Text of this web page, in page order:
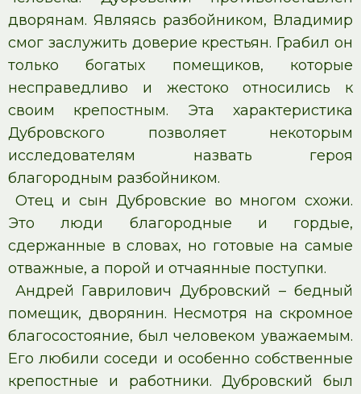
дворянам. Являясь разбойником, Владимир
смог заслужить доверие крестьян. Грабил он
только богатых помещиков, которые
несправедливо и жестоко относились к
своим крепостным. Эта характеристика
Дубровского позволяет некоторым
исследователям назвать героя
благородным разбойником.
Отец и сын Дубровские во многом схожи.
Это люди благородные и гордые,
сдержанные в словах, но готовые на самые
отважные, а порой и отчаянные поступки.
Андрей Гаврилович Дубровский – бедный
помещик, дворянин. Несмотря на скромное
благосостояние, был человеком уважаемым.
Его любили соседи и особенно собственные
крепостные и работники. Дубровский был